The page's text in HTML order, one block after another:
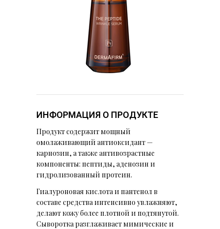
ИНФОРМАЦИЯ О ПРОДУКТЕ
Продукт содержит мощный
омолаживающий антиоксидант —
карнозин, а также антивозрастные
компоненты: пептиды, аденозин и
гидролизованный протеин.
Гиалуроновая кислота и пантенол в
составе средства интенсивно увлажняют,
делают кожу более плотной и подтянутой.
Сыворотка разглаживает мимические и